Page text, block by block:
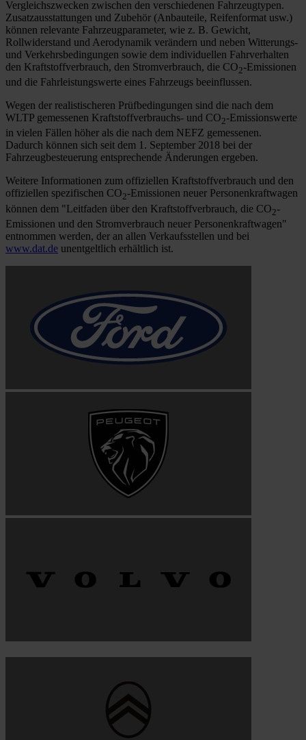
Vergleichszwecken zwischen den verschiedenen Fahrzeugtypen.
Zusatzausstattungen und Zubehör (Anbauteile, Reifenformat usw.)
können relevante Fahrzeugparameter, wie z. B. Gewicht,
Rollwiderstand und Aerodynamik verändern und neben Witterungs-
und Verkehrsbedingungen sowie dem individuellen Fahrverhalten
den Kraftstoffverbrauch, den Stromverbrauch, die CO2-Emissionen
und die Fahrleistungswerte eines Fahrzeugs beeinflussen.
Wegen der realistischeren Prüfbedingungen sind die nach dem
WLTP gemessenen Kraftstoffverbrauchs- und CO2-Emissionswerte
in vielen Fällen höher als die nach dem NEFZ gemessenen.
Dadurch können sich seit dem 1. September 2018 bei der
Fahrzeugbesteuerung entsprechende Änderungen ergeben.
Weitere Informationen zum offiziellen Kraftstoffverbrauch und den
offiziellen spezifischen CO2-Emissionen neuer Personenkraftwagen
können dem "Leitfaden über den Kraftstoffverbrauch, die CO2-
Emissionen und den Stromverbrauch neuer Personenkraftwagen"
entnommen werden, der an allen Verkaufsstellen und bei
www.dat.de unentgeltlich erhältlich ist.